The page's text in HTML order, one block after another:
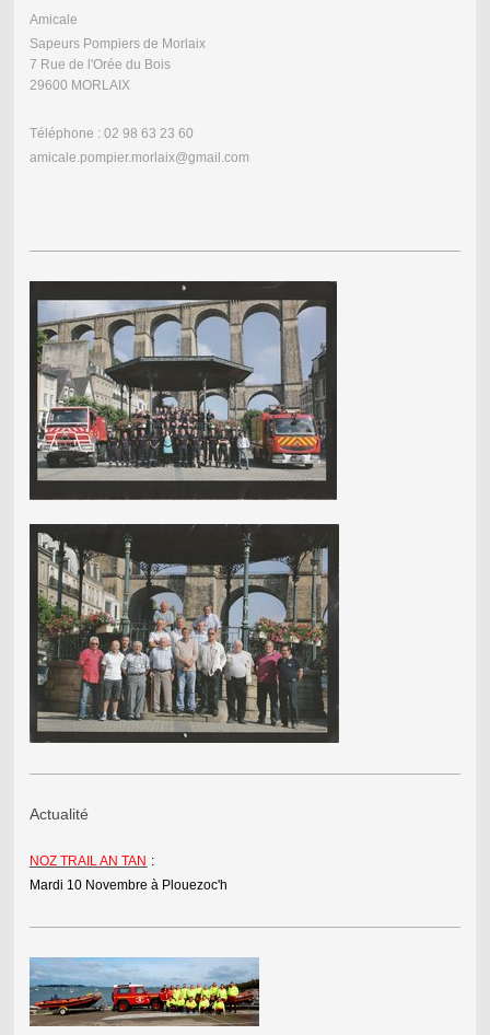
Amicale
Sapeurs Pompiers de Morlaix
7 Rue de l'Orée du Bois
29600 MORLAIX
Téléphone : 02 98 63 23 60
amicale.pompier.morlaix@gmail.com
Actualité
NOZ TRAIL AN TAN :
Mardi 10 Novembre à Plouezoc'h